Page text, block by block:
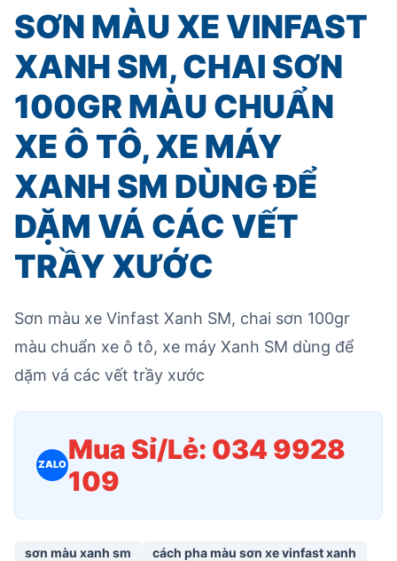
SƠN MÀU XE VINFAST
XANH SM, CHAI SƠN
100GR MÀU CHUẨN
XE Ô TÔ, XE MÁY
XANH SM DÙNG ĐỂ
DẶM VÁ CÁC VẾT
TRẦY XƯỚC
Sơn màu xe Vinfast Xanh SM, chai sơn 100gr
màu chuẩn xe ô tô, xe máy Xanh SM dùng để
dặm vá các vết trầy xước
ZALO Mua Sỉ/Lẻ: 034 9928
109
sơn màu xanh sm
cách pha màu sơn xe vinfast xanh